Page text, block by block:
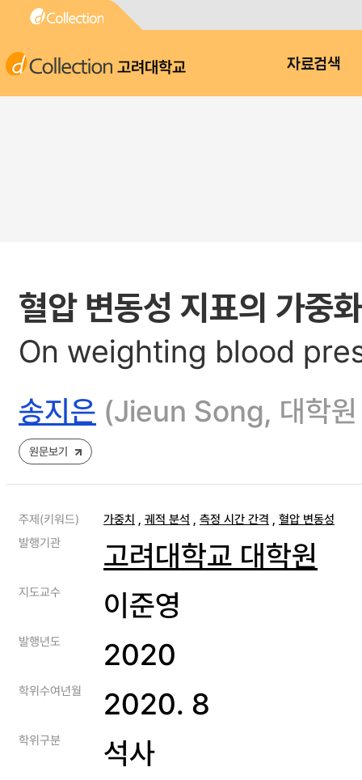
고려대학교 자료검색
혈압 변동성 지표의 가중화
On weighting blood
송지은 (Jieun Song, 대학원
원문보기
주제(키워드) 가중치 , 궤적 분석 , 측정 시간 간격 , 혈압 변동성
발행기관
고려대학교 대학원
지도교수 이준영
발행년도 2020
학위수여년월 2020. 8
학위구분 석사